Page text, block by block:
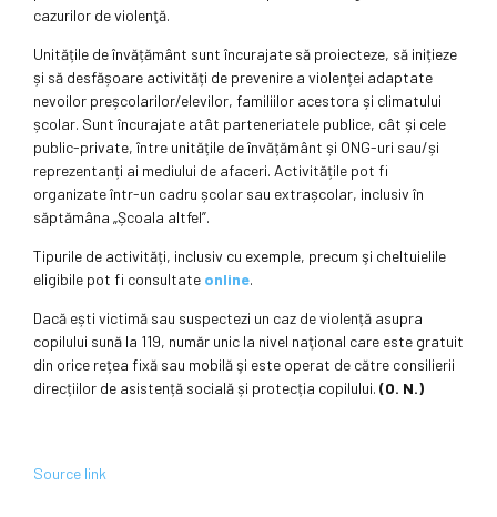
cazurilor de violenţă.
Unitățile de învățământ sunt încurajate să proiecteze, să ini­țieze
și să desfășoare activități de prevenire a violenței adaptate
nevoilor preșcolarilor/elevilor, familiilor acestora și climatului
școlar. Sunt încurajate atât parteneriatele publice, cât și cele
public-private, între unitățile de învățământ și ONG-uri sau/și
reprezentanți ai mediului de afaceri. Activitățile pot fi
organizate într-un cadru școlar sau extrașcolar, inclusiv în
săptămâna „Școala altfel”.
Tipurile de activități, inclusiv cu exemple, precum şi cheltuielile
eligibile pot fi consultate online.
Dacă ești victimă sau suspectezi un caz de violență asupra
copilului sună la 119, număr unic la nivel naţional care este gratuit
din orice rețea fixă sau mobilă şi este operat de către consilierii
direcțiilor de asistență socială și protecția copilului. (O. N.)
Source link